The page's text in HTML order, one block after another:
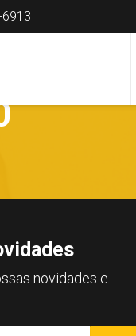
novidades e